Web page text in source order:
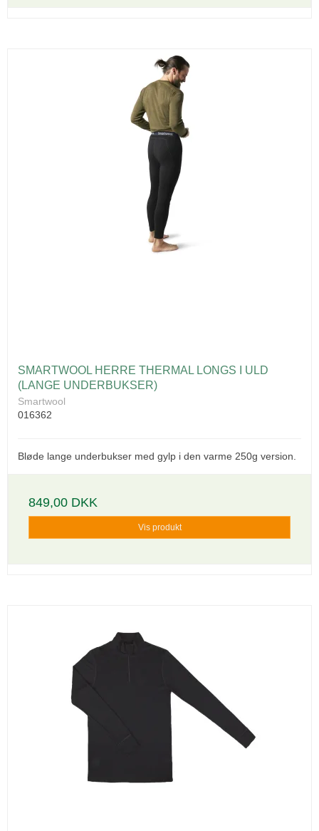
SMARTWOOL HERRE THERMAL LONGS I ULD
(LANGE UNDERBUKSER)
Smartwool
016362
Bløde lange underbukser med gylp i den varme 250g version.
849,00 DKK
Vis produkt